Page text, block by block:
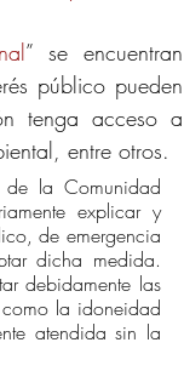
” se encuentran
público pueden
tenga acceso a
entre otros.
de la Comunidad
explicar y
de emergencia
dicha medida.
debidamente las
la idoneidad
atendida sin la